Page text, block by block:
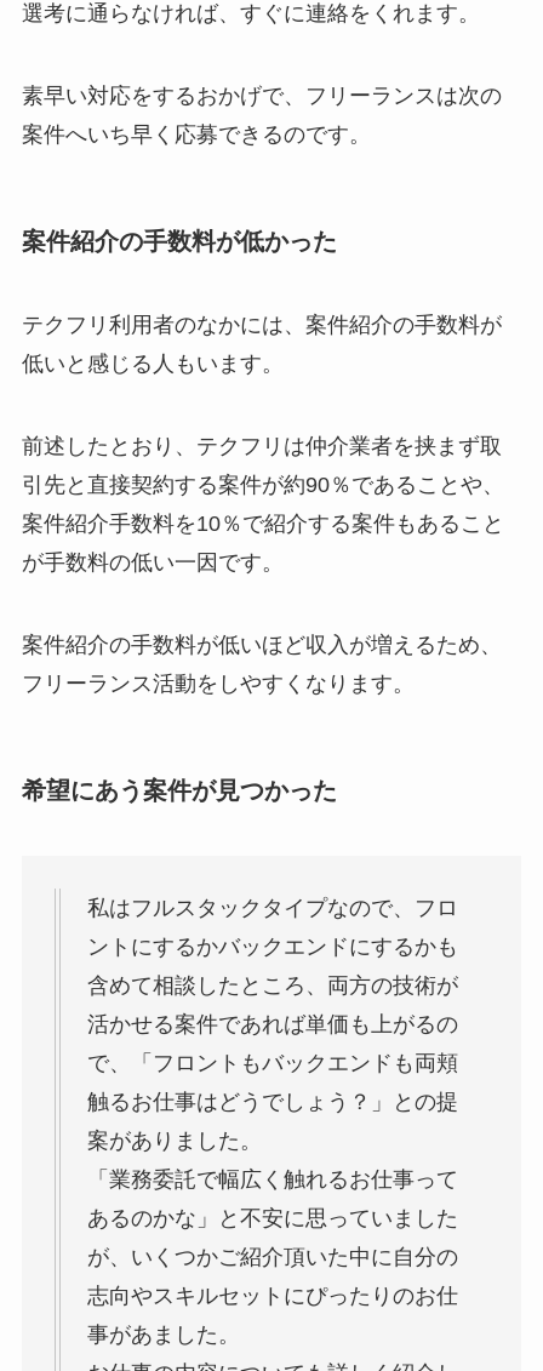
選考に通らなければ、すぐに連絡をくれます。
素早い対応をするおかげで、フリーランスは次の
案件へいち早く応募できるのです。
案件紹介の手数料が低かった
テクフリ利用者のなかには、案件紹介の手数料が
低いと感じる人もいます。
前述したとおり、テクフリは仲介業者を挟まず取
引先と直接契約する案件が約90％であることや、
案件紹介手数料を10％で紹介する案件もあること
が手数料の低い一因です。
案件紹介の手数料が低いほど収入が増えるため、
フリーランス活動をしやすくなります。
希望にあう案件が見つかった
私はフルスタックタイプなので、フロ
ントにするかバックエンドにするかも
含めて相談したところ、両方の技術が
活かせる案件であれば単価も上がるの
で、「フロントもバックエンドも両頬
触るお仕事はどうでしょう？」との提
案がありました。
「業務委託で幅広く触れるお仕事って
あるのかな」と不安に思っていました
が、いくつかご紹介頂いた中に自分の
志向やスキルセットにぴったりのお仕
事があました。